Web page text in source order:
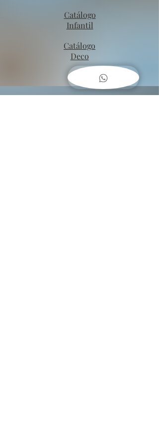
Catálogo
Infantil
Catálogo
Deco